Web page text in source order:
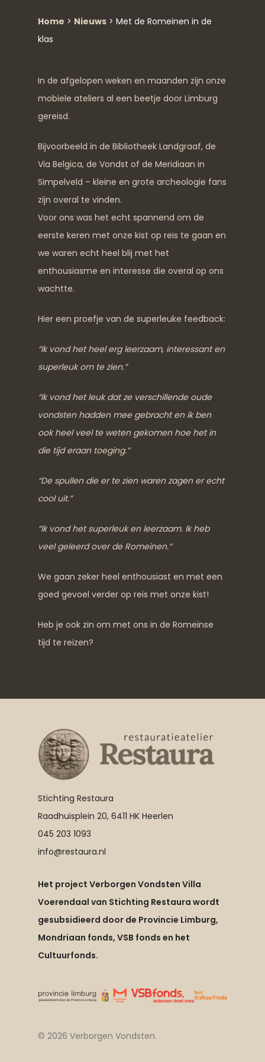
Home > Nieuws > Met de Romeinen in de
klas
In de afgelopen weken en maanden zijn onze
mobiele ateliers al een beetje door Limburg
gereisd.
Bijvoorbeeld in de Bibliotheek Landgraaf, de
Via Belgica, de Vondst of de Meridiaan in
Simpelveld – kleine en grote archeologie fans
zijn overal te vinden.
Voor ons was het echt spannend om de
eerste keren met onze kist op reis te gaan en
we waren echt heel blij met het
enthousiasme en interesse die overal op ons
wachtte.
Hier een proefje van de superleuke feedback:
“Ik vond het heel erg leerzaam, interessant en
superleuk om te zien.”
“Ik vond het leuk dat ze verschillende oude
vondsten hadden mee gebracht en ik ben
ook heel veel te weten gekomen hoe het in
die tijd eraan toeging.”
“De spullen die er te zien waren zagen er echt
cool uit.”
“Ik vond het superleuk en leerzaam. Ik heb
veel geleerd over de Romeinen.”
We gaan zeker heel enthousiast en met een
goed gevoel verder op reis met onze kist!
Heb je ook zin om met ons in de Romeinse
tijd te reizen?
Stichting Restaura
Raadhuisplein 20, 6411 HK Heerlen
045 203 1093
info@restaura.nl
Het project Verborgen Vondsten Villa
Voerendaal van Stichting Restaura wordt
gesubsidieerd door de Provincie Limburg,
Mondriaan fonds, VSB fonds en het
Cultuurfonds.
© 2026 Verborgen Vondsten.